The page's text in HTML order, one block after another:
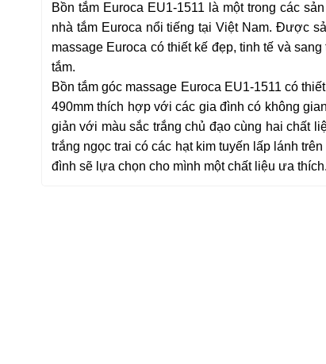
Bồn tắm Euroca EU1-1511 là một trong các
nhà tắm Euroca nổi tiếng tại Việt Nam. Được
massage Euroca có thiết kế đẹp, tinh tế và
tắm.
Bồn tắm góc massage Euroca EU1-1511 có
490mm thích hợp với các gia đình có không
giản với màu sắc trắng chủ đạo cùng hai chất
trắng ngọc trai có các hạt kim tuyến lấp lánh
đình sẽ lựa chọn cho mình một chất liệu ưa thích.